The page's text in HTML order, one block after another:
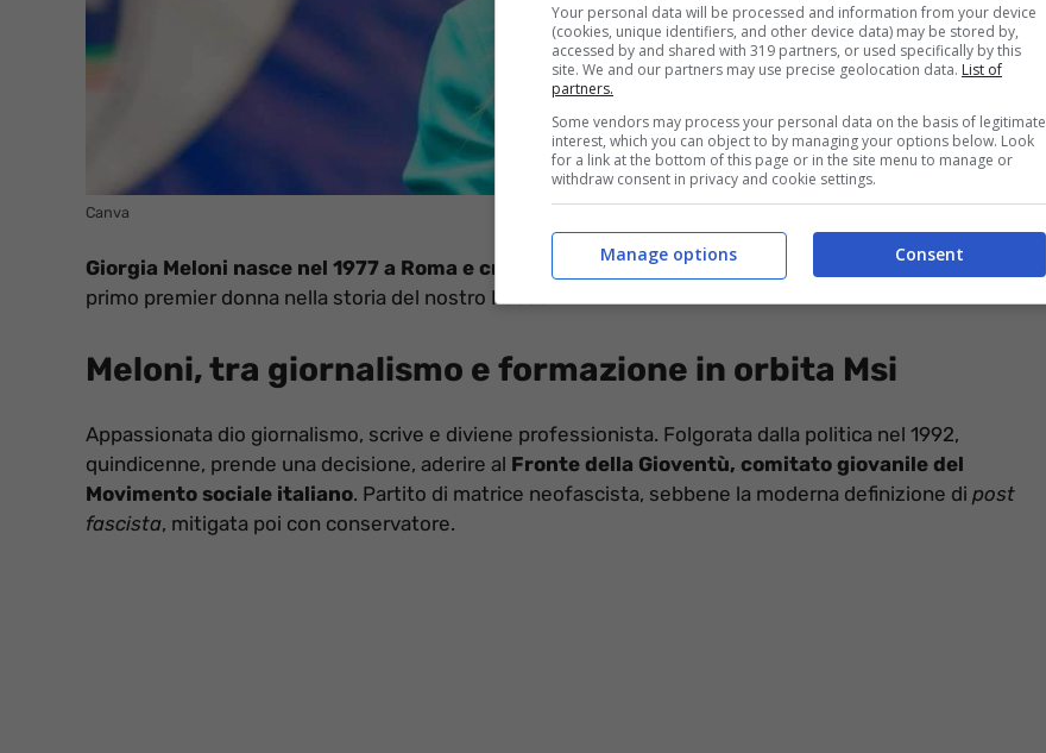
Canva
Giorgia Meloni nasce nel 1977 a Roma e cresce nel quartiere della Garbatella.
A 45 anni diviene il
primo premier donna nella storia del nostro Paese.
Meloni, tra giornalismo e formazione in orbita Msi
Appassionata dio giornalismo, scrive e diviene professionista. Folgorata dalla politica nel 1992,
quindicenne, prende una decisione, aderire al Fronte della Gioventù, comitato giovanile del
Movimento sociale italiano. Partito di matrice neofascista, sebbene la moderna definizione di post
fascista, mitigata poi con conservatore.
Your personal data will be processed and information from your device
(cookies, unique identifiers, and other device data) may be stored by,
accessed by and shared with 319 partners, or used specifically by this
site. We and our partners may use precise geolocation data. List of
partners.
Some vendors may process your personal data on the basis of legitimate
interest, which you can object to by managing your options below. Look
for a link at the bottom of this page or in the site menu to manage or
withdraw consent in privacy and cookie settings.
Consent
Manage options